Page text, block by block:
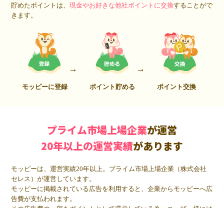
貯めたポイントは、現金やお好きな他社ポイントに交換することがで
きます。
モッピーに登録 ポイント貯める ポイント交換
プライム市場上場企業が運営
20年以上の運営実績があります
モッピーは、運営実績20年以上。プライム市場上場企業（株式会社
セレス）が運営しています。
モッピーに掲載されている広告を利用すると、企業からモッピーへ広
告費が支払われます。